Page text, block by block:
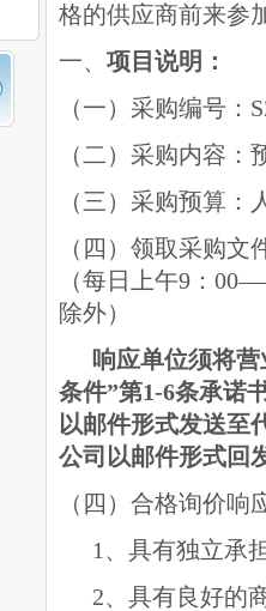
格的供应商前来参
一、 项目说明：
（一）采购编号：
（二）采购内容
（三）采购预算：
（四） 领取采购文
（每日上午9：
除外）
响应单位须将营
条件”第1-6条承诺
以邮件形式发送至
公司以邮件形式回
（四）合格询价响
1、具有独立承
2、具有良好的